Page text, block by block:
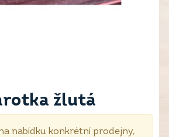
žlutá
nabídku konkrétní prodejny,